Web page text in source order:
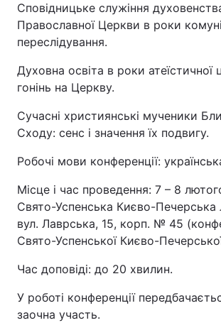
Сповідницьке служіння
Православної Церкви в роки
переслідування.
Духовна освіта в роки атеїстичної
гонінь на Церкву.
Сучасні християнські мученики
Сходу: сенс і значення їх подвигу.
Робочі мови конференції:
Місце і час проведення: 7 – 8
Свято-Успенська Києво-Печерська
вул. Лаврська, 15, корп. № 45
Свято-Успенської Києво-
Час доповіді: до 20 хвилин.
У роботі конференції
заочна участь.